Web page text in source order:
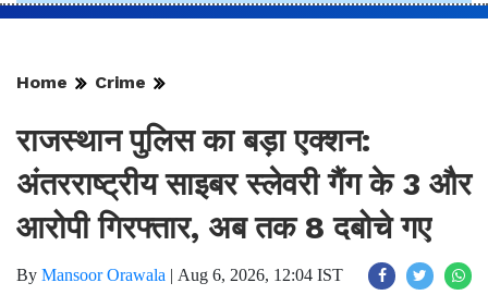
Home Crime
राजस्थान पुलिस का बड़ा एक्शन:
अंतरराष्ट्रीय साइबर स्लेवरी गैंग के 3 और
आरोपी गिरफ्तार, अब तक 8 दबोचे गए
By Mansoor Orawala | Aug 6, 2026, 12:04 IST